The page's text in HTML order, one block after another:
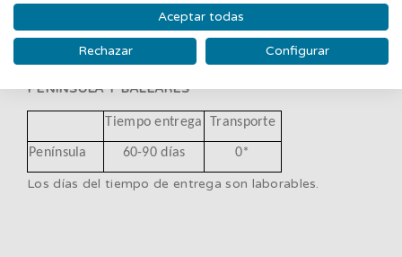
Los pedidos de gran tamaño o volumen irán
obligatoriamente en barco.
PENINSULA Y BALEARES
Tiempo entrega Transporte
Península 60-90 días 0*
Los días del tiempo de entrega son laborables.
Aceptar todas
Rechazar Configurar